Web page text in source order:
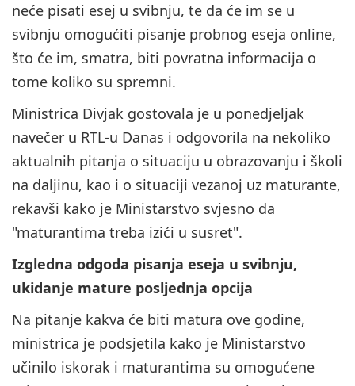
neće pisati esej u svibnju, te da će im se u
svibnju omogućiti pisanje probnog eseja online,
što će im, smatra, biti povratna informacija o
tome koliko su spremni.
Ministrica Divjak gostovala je u ponedjeljak
navečer u RTL-u Danas i odgovorila na nekoliko
aktualnih pitanja o situaciju u obrazovanju i školi
na daljinu, kao i o situaciji vezanoj uz maturante,
rekavši kako je Ministarstvo svjesno da
"maturantima treba izići u susret".
Izgledna odgoda pisanja eseja u svibnju,
ukidanje mature posljednja opcija
Na pitanje kakva će biti matura ove godine,
ministrica je podsjetila kako je Ministarstvo
učinilo iskorak i maturantima su omogućene